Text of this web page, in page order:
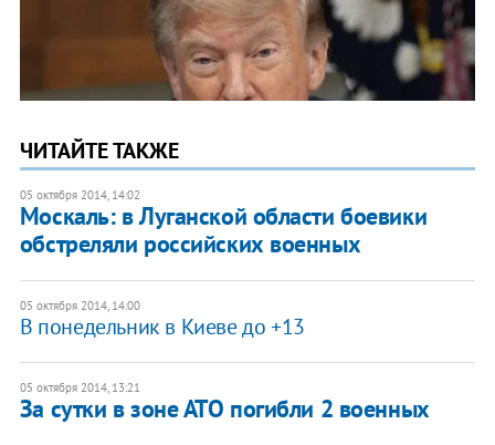
ЧИТАЙТЕ ТАКЖЕ
05 октября 2014, 14:02
Москаль: в Луганской области боевики
обстреляли российских военных
05 октября 2014, 14:00
В понедельник в Киеве до +13
05 октября 2014, 13:21
За сутки в зоне АТО погибли 2 военных